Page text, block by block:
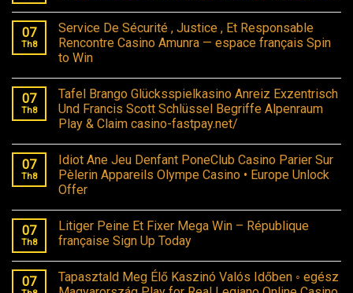
07
Th8
Service De Sécurité , Justice , Et Responsable
Rencontre Casino Amunra — espace français Spin
to Win
07
Th8
Tafel Brango Glücksspielkasino Anreiz Exzentrisch
Und Francis Scott Schlüssel Begriffe Alpenraum
Play & Claim casino-fastpay.net/
07
Th8
Idiot Ane Jeu Denfant PoneClub Casino Parier Sur
Pèlerin Appareils Olympe Casino • Europe Unlock
Offer
07
Th8
Litiger Peine Et Fixer Mega Win – République
française Sign Up Today
07
Tapasztald Meg Élő Kaszinó Valós Időben ◦ egész